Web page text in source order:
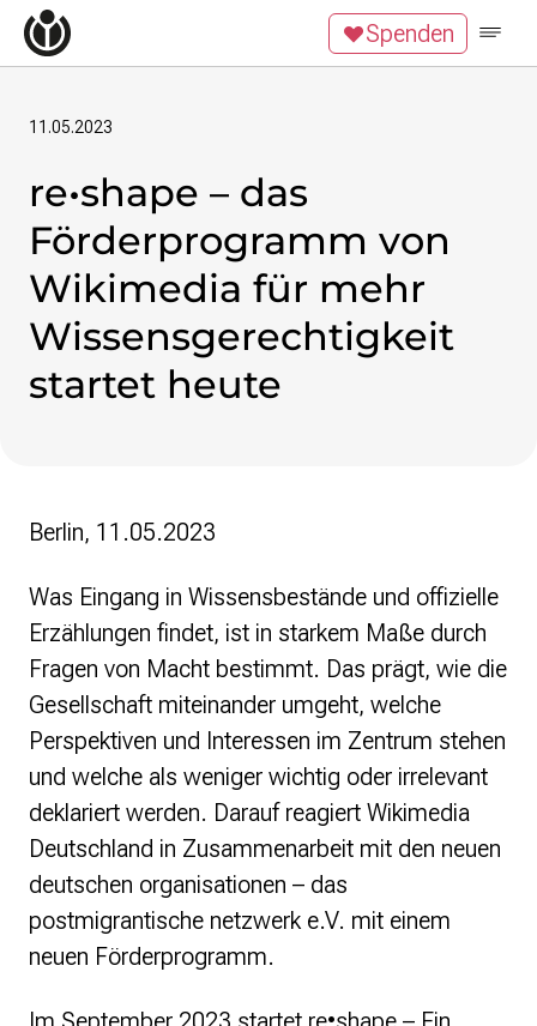
Zum Inhalt überspringen
Wikipedia unterstützen
Spenden
Mitmachen
News
Blog
Veranstaltungen
Publikationen
Tech Snacks
Wikimove
Themen
Digitale Bildung
Open Data in Politik und Verwaltung
Offene digitale Infrastrukturen
Europäische und internationale Digitalpolitik
Offenes Kulturerbe
Featured
Wikipedia
Wikidata
Wikimedia Commons
Initiativen für Freies Wissen
Bündnis Freie Bildung
GLAM – Kultur- und Gedächtnisinstitutionen
Spenden
11.05.2023
re•shape – das
Förderprogramm von
Wikimedia für mehr
Wissensgerechtigkeit
startet heute
Berlin, 11.05.2023
Was Eingang in Wissensbestände und offizielle
Erzählungen findet, ist in starkem Maße durch
Fragen von Macht bestimmt. Das prägt, wie die
Gesellschaft miteinander umgeht, welche
Perspektiven und Interessen im Zentrum stehen
und welche als weniger wichtig oder irrelevant
deklariert werden. Darauf reagiert Wikimedia
Deutschland in Zusammenarbeit mit den neuen
deutschen organisationen – das
postmigrantische netzwerk e.V. mit einem
neuen Förderprogramm.